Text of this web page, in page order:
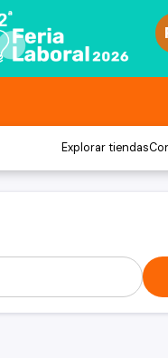
Explorar tiendas